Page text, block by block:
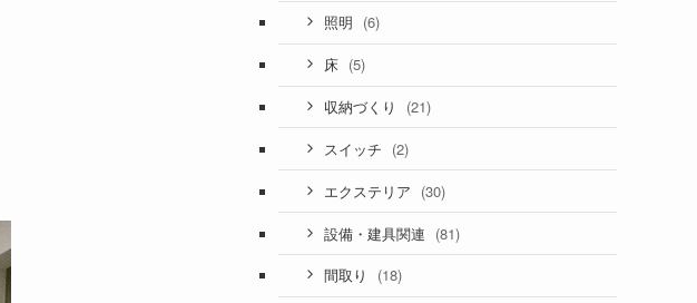
照明 (6)
床 (5)
収納づくり (21)
スイッチ (2)
エクステリア (30)
設備・建具関連 (81)
間取り (18)